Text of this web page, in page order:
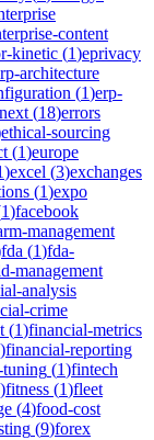
content
kinetic (1)eprivacy
architecture
(1)erp-
(18)errors
ethical-sourcing
(1)europe
)excel (3)exchanges
(1)expo
1)facebook
management
fda (1)fda-
management
analysis
crime
(1)financial-metrics
)financial-reporting
(1)fintech
)fitness (1)fleet
(4)food-cost
(9)forex